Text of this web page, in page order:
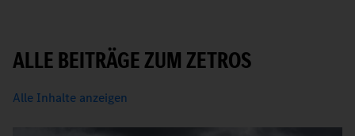
ALLE BEITRÄGE ZUM ZETROS
Alle Inhalte anzeigen